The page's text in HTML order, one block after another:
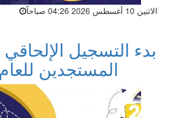
الاثنين 10 أغسطس 2026 04:26 صباحاً
بدء التسجيل الإلحاقي
المستجدين للعام 1448